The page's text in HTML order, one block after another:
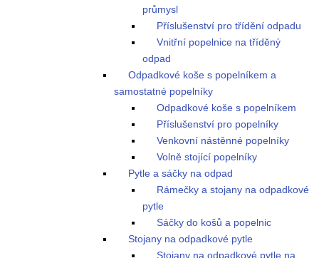
průmysl
Příslušenství pro třídění odpadu
Vnitřní popelnice na tříděný
odpad
Odpadkové koše s popelníkem a
samostatné popelníky
Odpadkové koše s popelníkem
Příslušenství pro popelníky
Venkovní nástěnné popelníky
Volně stojící popelníky
Pytle a sáčky na odpad
Rámečky a stojany na odpadkové
pytle
Sáčky do košů a popelnic
Stojany na odpadkové pytle
Stojany na odpadkové pytle na